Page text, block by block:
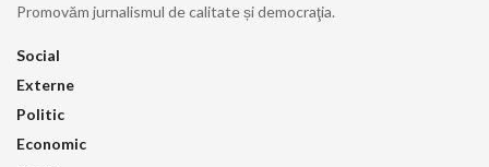
Promovăm jurnalismul de calitate și democraţia.
Social
Externe
Politic
Economic